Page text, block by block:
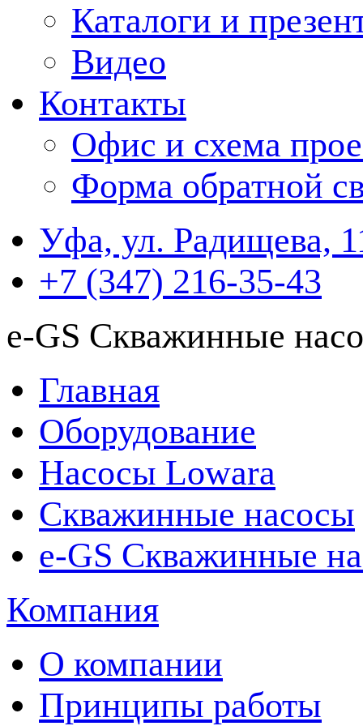
Каталоги и
Видео
Контакты
Офис и схема
Форма обратной
Уфа, ул. Радищева,
+7 (347) 216-35-43
e-GS Скважинные
Главная
Оборудование
Насосы Lowara
Скважинные насосы
e-GS Скважинные
Компания
О компании
Принципы работы